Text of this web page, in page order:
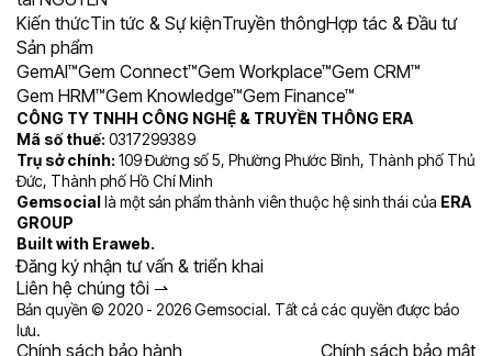
Kiến thứcTin tức & Sự kiệnTruyền thôngHợp tác & Đầu tư
Sản phẩm
GemAI™Gem Connect™Gem Workplace™Gem CRM™
Gem HRM™Gem Knowledge™Gem Finance™
CÔNG TY TNHH CÔNG NGHỆ & TRUYỀN THÔNG ERA
Mã số thuế: 0317299389
Trụ sở chính: 109 Đường số 5, Phường Phước Bình, Thành phố Thủ
Đức, Thành phố Hồ Chí Minh
Gemsociallà một sản phẩm thành viên thuộc hệ sinh thái của ERA
GROUP
Built with Eraweb.
Đăng ký nhận tư vấn & triển khai
Liên hệ chúng tôi ⇀⁠⁠⁠⁠⁠⁠
Bản quyền © 2020 - 2026 Gemsocial. Tất cả các quyền được bảo
lưu.
Chính sách bảo hành
Chính sách bảo mật